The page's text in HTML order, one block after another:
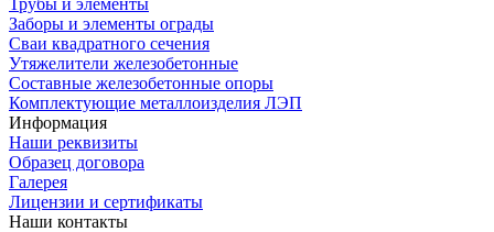
Заборы и элементы ограды
Сваи квадратного сечения
Утяжелители железобетонные
Составные железобетонные опоры
Комплектующие металлоизделия ЛЭП
Информация
Наши реквизиты
Образец договора
Галерея
Лицензии и сертификаты
Наши контакты